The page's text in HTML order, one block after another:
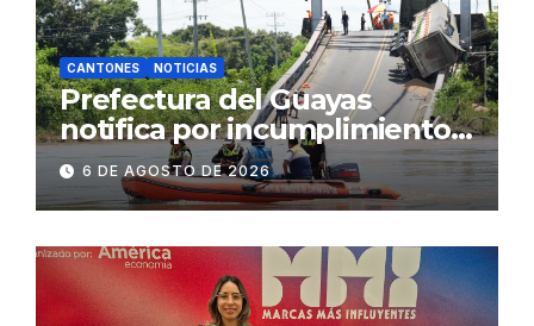
CANTONES NOTICIAS
Prefectura del Guayas
notifica por incumplimiento
contractual a la
Concesionaria CONORTE y
exige celeridad en
desmontaje del puente
Gonzalo Icaza Cornejo, en
Daule
6 DE AGOSTO DE 2026